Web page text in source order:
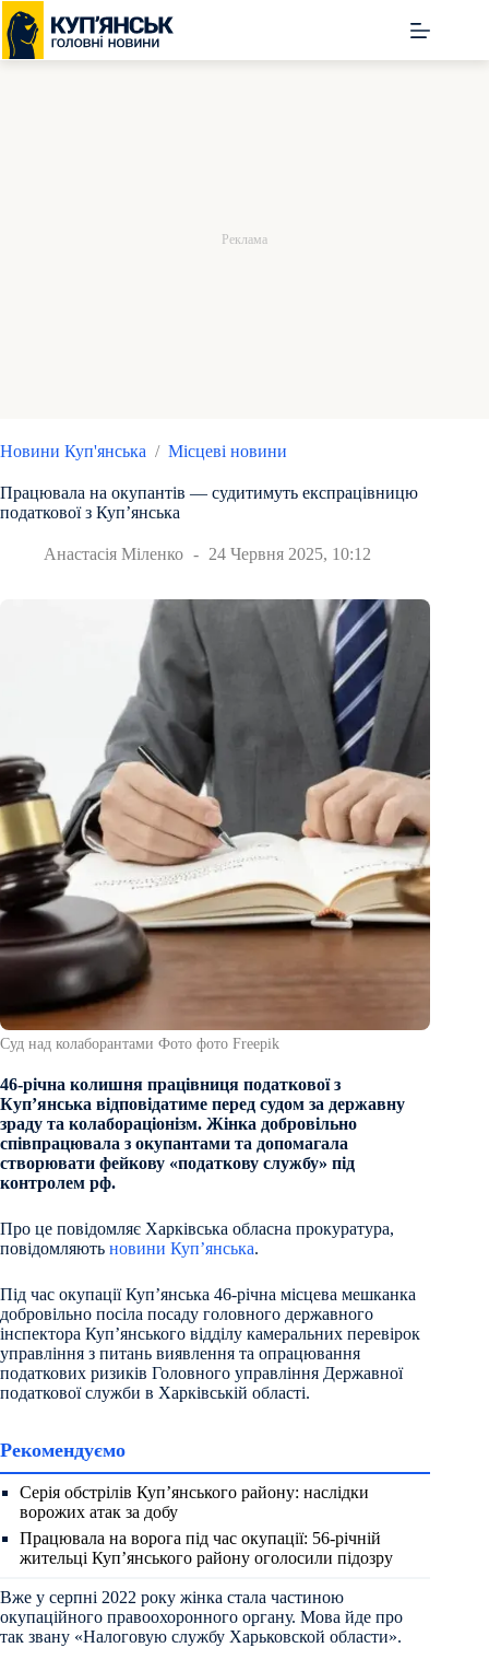
Перейти
до
вмісту
Новини Куп'янська / Місцеві новини
Працювала на окупантів — судитимуть експрацівницю
податкової з Куп’янська
Анастасія Міленко 24 Червня 2025, 10:12
Суд над колаборантами Фото фото Freepik
46-річна колишня працівниця податкової з
Куп’янська відповідатиме перед судом за державну
зраду та колабораціонізм. Жінка добровільно
співпрацювала з окупантами та допомагала
створювати фейкову «податкову службу» під
контролем рф.
Про це повідомляє Харківська обласна прокуратура,
повідомляють новини Купʼянська.
Під час окупації Купʼянська 46-річна місцева мешканка
добровільно посіла посаду головного державного
інспектора Куп’янського відділу камеральних перевірок
управління з питань виявлення та опрацювання
податкових ризиків Головного управління Державної
податкової служби в Харківській області.
Рекомендуємо
Серія обстрілів Куп’янського району: наслідки
ворожих атак за добу
Працювала на ворога під час окупації: 56-річній
жительці Куп’янського району оголосили підозру
Вже у серпні 2022 року жінка стала частиною
окупаційного правоохоронного органу. Мова йде про
так звану «Налоговую службу Харьковской области».